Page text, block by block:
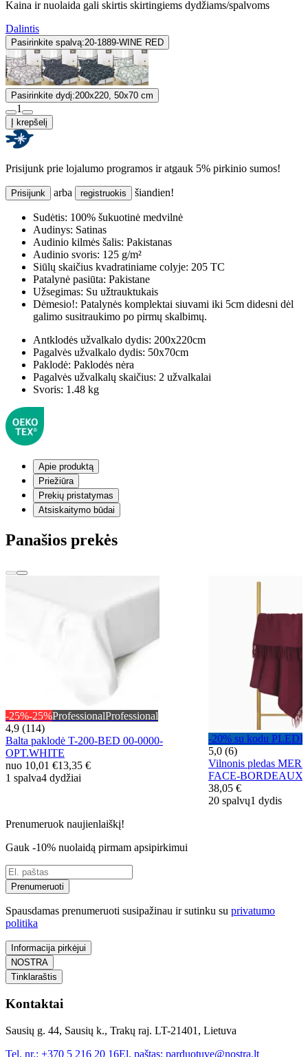
Kaina ir nuolaida gali skirtis skirtingiems dydžiams/spalvoms
Dalintis
Pasirinkite spalvą:20-1889-WINE RED
Pasirinkite dydį:200x220, 50x70 cm
1
Į krepšelį
Prisijunk prie lojalumo programos ir atgauk 5% pirkinio sumos!
Prisijunk arba registruokis šiandien!
Sudėtis: 100% šukuotinė medvilnė
Audinys: Satinas
Audinio kilmės šalis: Pakistanas
Audinio svoris: 125 g/m²
Siūlų skaičius kvadratiniame colyje: 205 TC
Patalynė pasiūta: Pakistane
Užsegimas: Su užtrauktukais
Dėmesio!: Patalynės komplektai siuvami iki 5cm didesni dėl
galimo susitraukimo po pirmų skalbimų.
Antklodės užvalkalo dydis: 200x220cm
Pagalvės užvalkalo dydis: 50x70cm
Paklodė: Paklodės nėra
Pagalvės užvalkalų skaičius: 2 užvalkalai
Svoris: 1.48 kg
Apie produktą
Priežiūra
Prekių pristatymas
Atsiskaitymo būdai
Panašios prekės
-25%-25%ProfessionalProfessional
4,9 (114)
Balta paklodė T-200-BED 00-0000-
OPT.WHITE
nuo 10,01 €13,35 €
1 spalva4 dydžiai
-20% su kodu
5,0 (6)
Vilnonis pledas
FACE-BORDEAUX
38,05 €
20 spalvų1 dydis
Prenumeruok naujienlaiškį!
Gauk -10% nuolaidą pirmam apsipirkimui
Prenumeruoti
Spausdamas prenumeruoti susipažinau ir sutinku su privatumo
politika
Informacija pirkėjui
NOSTRA
Tinklaraštis
Kontaktai
Sausių g. 44, Sausių k., Trakų raj. LT-21401, Lietuva
Tel. nr.: +370 5 216 20 16El. paštas: parduotuve@nostra.lt